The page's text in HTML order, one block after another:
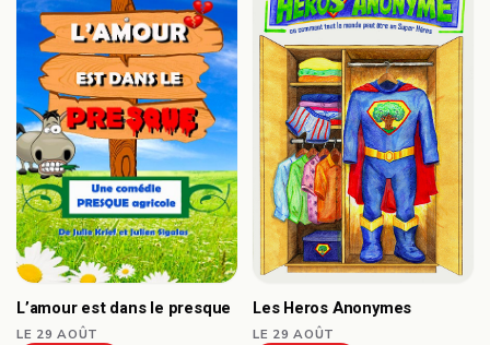
L’amour est dans le presque
LE 29 AOÛT
Les Heros Anonymes
LE 29 AOÛT